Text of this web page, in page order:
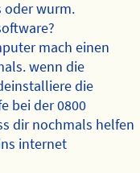
oder wurm.
mach einen
wenn die
die
bei der 0800
dir nochmals helfen
internet